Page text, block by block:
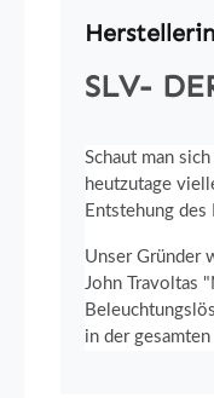
SLV-
Schaut man
heutzutage
Entstehung
Unser Gründer
John Travoltas
in der